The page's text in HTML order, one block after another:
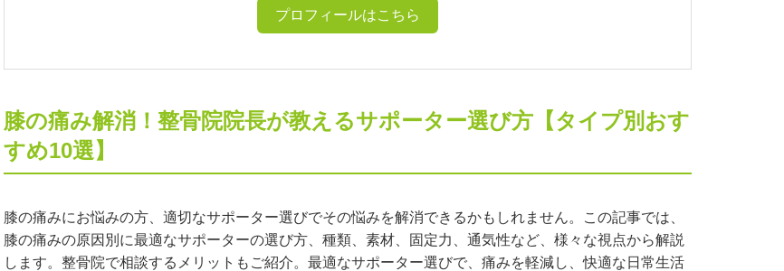
プロフィールはこちら
膝の痛み解消！整骨院院長が教えるサポーター選び方【タイプ別おす
すめ10選】
膝の痛みにお悩みの方、適切なサポーター選びでその悩みを解消できるかもしれません。この記事では、
膝の痛みの原因別に最適なサポーターの選び方、種類、素材、固定力、通気性など、様々な視点から解説
します。整骨院で相談するメリットもご紹介。最適なサポーター選びで、痛みを軽減し、快適な日常生活